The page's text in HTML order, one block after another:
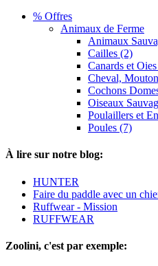
% Offres
Animaux de Ferme
Animaux
Cailles (2)
Canards et
Cheval,
Cochons
Oiseaux
Poulaillers et
Poules (7)
À lire sur notre blog:
HUNTER
Faire du paddle avec un
Ruffwear - Mission
RUFFWEAR
Zoolini, c'est par exemple: